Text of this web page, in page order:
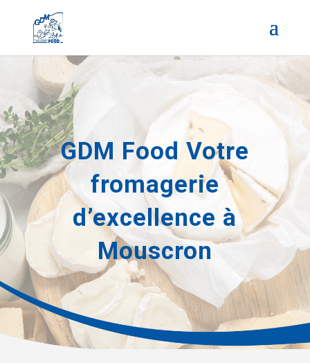
GDM Food Votre
fromagerie
d’excellence à
Mouscron